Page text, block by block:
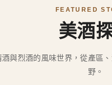
FEATURED
美酒
與烈酒的風味世界，從產區
野。